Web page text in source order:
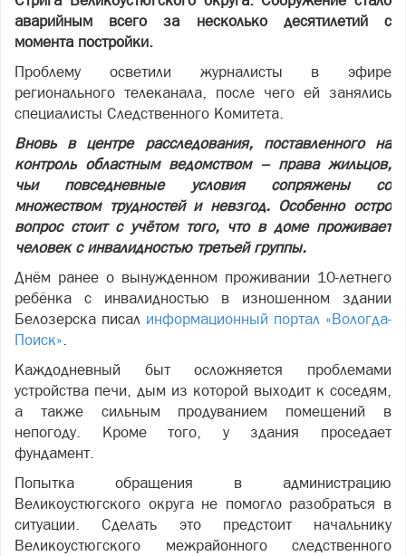
аварийным всего за несколько десятилетий с
момента постройки.
Проблему осветили журналисты в эфире
регионального телеканала, после чего ей занялись
специалисты Следственного Комитета.
Вновь в центре расследования, поставленного на
контроль областным ведомством – права жильцов,
чьи повседневные условия сопряжены со
множеством трудностей и невзгод. Особенно остро
вопрос стоит с учётом того, что в доме проживает
человек с инвалидностью третьей группы.
Днём ранее о вынужденном проживании 10-летнего
ребёнка с инвалидностью в изношенном здании
Белозерска писал информационный портал «Вологда-
Поиск».
Каждодневный быт осложняется проблемами
устройства печи, дым из которой выходит к соседям,
а также сильным продуванием помещений в
непогоду. Кроме того, у здания проседает
фундамент.
Попытка обращения в администрацию
Великоустюгского округа не помогло разобраться в
ситуации. Сделать это предстоит начальнику
Великоустюгского межрайонного следственного